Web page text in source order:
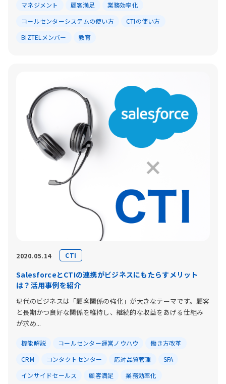
マネジメント
顧客満足
業務効率化
コールセンターシステムの使い方
CTIの使い方
BIZTELメンバー
教育
2020.05.14 CTI
SalesforceとCTIの連携がビジネスにもたらすメリット
は？活用事例を紹介
現代のビジネスは「顧客関係の強化」が大きなテーマです。顧客
と長期かつ良好な関係を維持し、継続的な収益をあげる仕組み
が求め...
機能解説 コールセンター運営ノウハウ
働き方改革
CRM
コンタクトセンター 応対品質管理
SFA
インサイドセールス
顧客満足
業務効率化